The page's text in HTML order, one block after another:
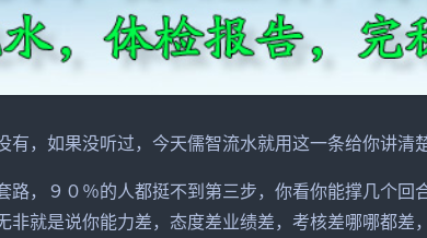
，如果没听过，今天儒智流水就用这一条给你讲清楚
路，９０％的人都挺不到第三步，你看你能撑几个回
非就是说你能力差，态度差业绩差，考核差哪哪都差